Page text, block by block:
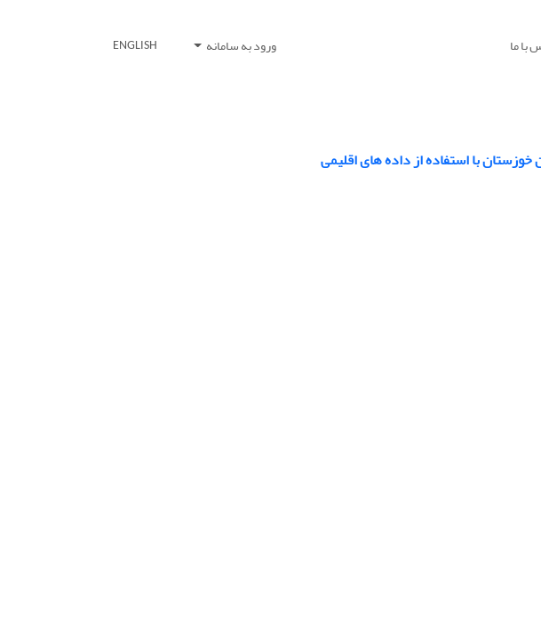
با ما ورود به سامانه ENGLISH
با استفاده از داده های اقلیمی